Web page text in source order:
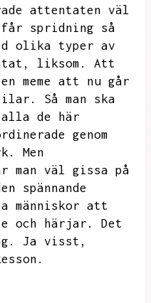
attentaten väl
spridning så
olika typer av
liksom.
Att
meme att nu går
Så man ska
de här
genom
Men
man väl gissa på
spännande
människor att
och härjar.
Det
Ja visst,